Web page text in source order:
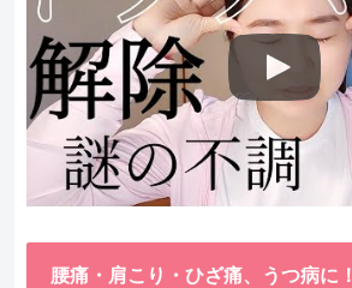
腰痛・肩こり・ひざ痛、うつ病に！